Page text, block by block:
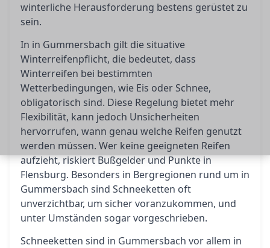
winterliche Herausforderung bestens gerüstet zu
sein.
In in Gummersbach gilt die situative
Winterreifenpflicht, die bedeutet, dass
Winterreifen bei bestimmten
Wetterbedingungen, wie Eis oder Schnee,
obligatorisch sind. Diese Regelung bietet mehr
Flexibilität, kann jedoch Unsicherheiten
hervorrufen, wann genau welche Reifen genutzt
werden müssen. Wer keine geeigneten Reifen
aufzieht, riskiert Bußgelder und Punkte in
Flensburg. Besonders in Bergregionen rund um in
Gummersbach sind Schneeketten oft
unverzichtbar, um sicher voranzukommen, und
unter Umständen sogar vorgeschrieben.
Schneeketten sind in Gummersbach vor allem in